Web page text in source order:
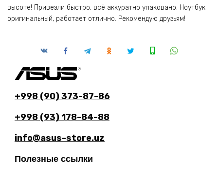
высоте! Привезли быстро, всё аккуратно упаковано. Ноутбук
оригинальный, работает отлично. Рекомендую друзьям!
+998 (90) 373-87-86
+998 (93) 178-84-88
info@asus-store.uz
Полезные ссылки